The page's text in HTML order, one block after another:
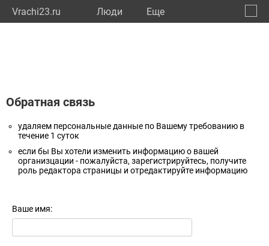
Vrachi23.ru Люди Eще
Обратная связь
удаляем персональные данные по Вашему требованию в
течение 1 суток
если бы Вы хотели изменить информацию о вашей
организцации - пожалуйста, зарегистрируйтесь, получите
роль редактора страницы и отредактируйте информацию
Ваше имя: